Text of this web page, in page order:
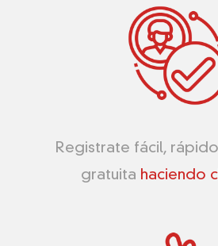
Registrate fácil,
gratuita haciendo